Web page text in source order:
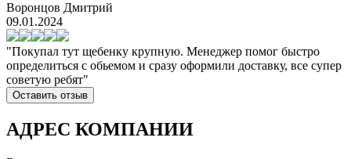
Воронцов Дмитрий
09.01.2024
"Покупал тут щебенку крупную. Менеджер помог быстро
определиться с обьемом и сразу оформили доставку, все супер
советую ребят"
Оставить отзыв
АДРЕС КОМПАНИИ